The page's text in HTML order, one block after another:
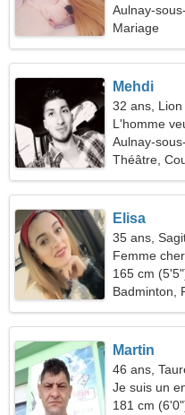
Aulnay-
Mariage
Mehdi
32 ans, Lion
L'homme
Aulnay-
Théâtre,
Elisa
35 ans,
Femme
165 cm
Badminton,
Martin
46 ans,
Je suis un
femme
181 cm